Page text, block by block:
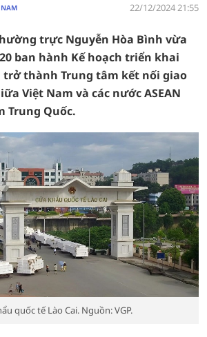
22/12/2024 21:55
trực Nguyễn Hòa Bình vừa
ban hành Kế hoạch triển khai
trở thành Trung tâm kết nối giao
Việt Nam và các nước ASEAN
Trung Quốc.
quốc tế Lào Cai. Nguồn: VGP.